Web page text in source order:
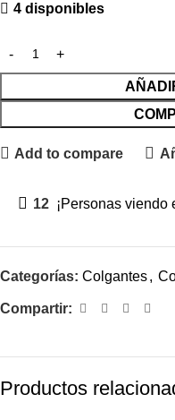
4 disponibles
Add to compare
12 ¡Personas viendo
Categorías: Colgantes,
Compartir:
Productos